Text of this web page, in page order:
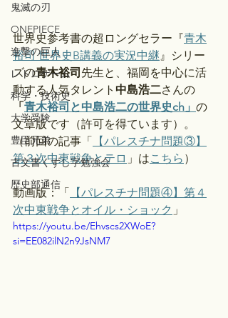
鬼滅の刃
ONEPIECE
進撃の巨人
レトロゲーム
科学・技術史
大学受験
豊臣兄弟
古文書くずし字勉強会
歴史部通信
世界史参考書の超ロングセラー『青木
裕司 世界史B講義の実況中継』シリー
ズの青木裕司 先生と、福岡を中心に活
動する人気タレント 中島浩二さんの
「青木裕司と中島浩二の世界史ch」 の
文章版です（許可を得ています）。
（前回の記事「 【パレスチナ問題③】
第３次中東戦争とテロ 」はこちら ）
動画版：「 【パレスチナ問題④】第４
次中東戦争とオイル・ショック 」
https://youtu.be/Ehvscs2XWoE?
si=EE082ilN2n9JsNM7